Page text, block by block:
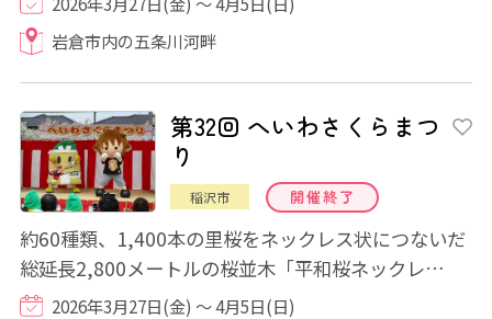
岩倉市内の五条川河畔
第32回 へいわさくらまつ
り
稲沢市 開催終了
約60種類、1,400本の里桜をネックレス状につないだ
総延長2,800メートルの桜並木「平和桜ネックレ
ス」。この稲沢市の桜の名所では、3月中旬から4月...
2026年3月27日(金) ～ 4月5日(日)